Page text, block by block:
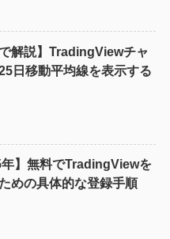
で解説】TradingViewチャ
日移動平均線を表示する
年】無料でTradingViewを
めの具体的な登録手順